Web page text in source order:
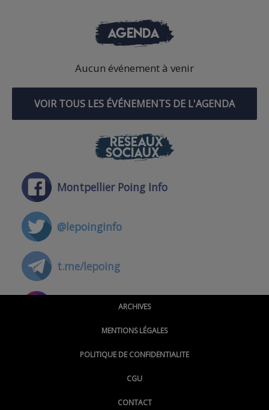
AGENDA
Aucun événement à venir
VOIR TOUS LES ÉVÉNEMENTS DE L'AGENDA
RÉSEAUX
SOCIAUX
Montpellier Poing Info
@lepoinginfo
t.me/lepoing
@montpellierpoinginfo
@LePoingMontpellier
ARCHIVES
MENTIONS LÉGALES
POLITIQUE DE CONFIDENTIALITE
CGU
CONTACT